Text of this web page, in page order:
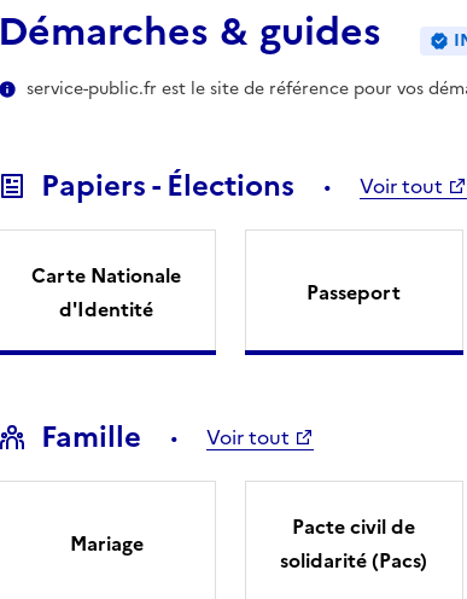
Démarches & guides
service-public.fr est le site de référence pour vos
Papiers - Élections Voir tout
Carte Nationale
d'Identité
Passeport
Famille Voir tout
Mariage
Pacte civil de
solidarité (Pacs)